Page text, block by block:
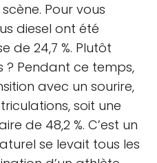
Pour vous
diesel ont été
de 24,7 %. Plutôt
? Pendant ce temps,
avec un sourire,
soit une
de 48,2 %. C’est un
se levait tous les